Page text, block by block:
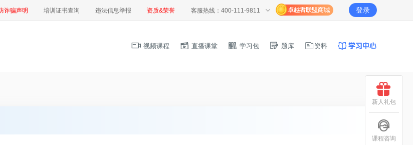
诈骗声明 培训证书查询 违法信息举报 资质&荣誉 客服热线：400-111-9811 登录
视频课程 直播课堂 学习包 题库 资料
新人礼包
课程咨询